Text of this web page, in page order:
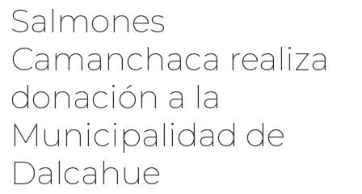
Salmones
Camanchaca realiza
donación a la
Municipalidad de
Dalcahue